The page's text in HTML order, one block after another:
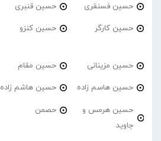
حسین فسنقری حسین قنبری
حسین کارگر حسین کنزو
حسین مزینانی حسین مقام
حسین هاسم زاده حسین هاشم زاده
حسین هرمس و
جاوید
حصمن